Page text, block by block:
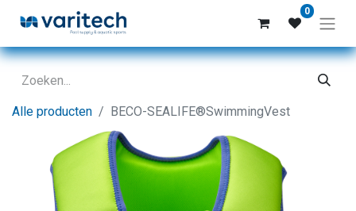
0
Alle producten BECO-SEALIFE®SwimmingVest